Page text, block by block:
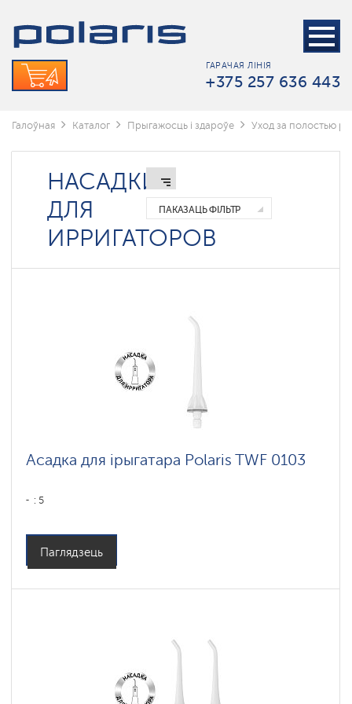
ГАРАЧАЯ ЛІНІЯ
+375 257 636 443
Галоўная Каталог Прыгажосць і здароўе Уход за полостью
НАСАДКИ
ДЛЯ
ИРРИГАТОРОВ
ПАКАЗАЦЬ ФІЛЬТР
Асадка для ірыгатара Polaris TWF 0103
: 5
Паглядзець
Электрические
зубные
щетки
Ирригаторы
Стационарные
ирригаторы
ирригаторы